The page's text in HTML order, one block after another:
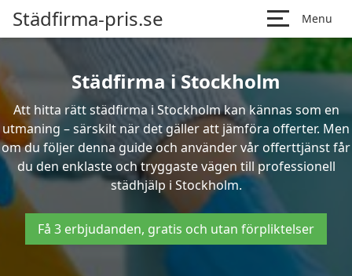
Städfirma-pris.se Menu
Städfirma i Stockholm
Att hitta rätt städfirma i Stockholm kan kännas som en
utmaning – särskilt när det gäller att jämföra offerter. Men
om du följer denna guide och använder vår offerttjänst får
du den enklaste och tryggaste vägen till professionell
städhjälp i Stockholm.
Få 3 erbjudanden, gratis och utan förpliktelser